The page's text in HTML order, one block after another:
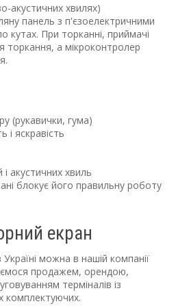
акустичних хвилях)
панель з п'єзоелектричними
При торканні, приймачі
торкання, а мікроконтролер
(рукавички, гума)
і яскравість
і акустичних хвиль
блокує його правильну роботу
екран
можна в нашій компанії
продажем, орендою,
терміналів із
комплектуючих.